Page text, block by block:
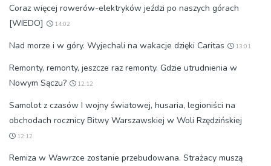
Coraz więcej rowerów-elektryków jeździ po naszych górach
[WIEDO]
14:02
Nad morze i w góry. Wyjechali na wakacje dzięki Caritas 13:01
Remonty, remonty, jeszcze raz remonty. Gdzie utrudnienia w
Nowym Sączu?
12:12
Samolot z czasów I wojny światowej, husaria, legioniści na
obchodach rocznicy Bitwy Warszawskiej w Woli Rzędzińskiej
12:12
Remiza w Wawrzce zostanie przebudowana. Strażacy muszą